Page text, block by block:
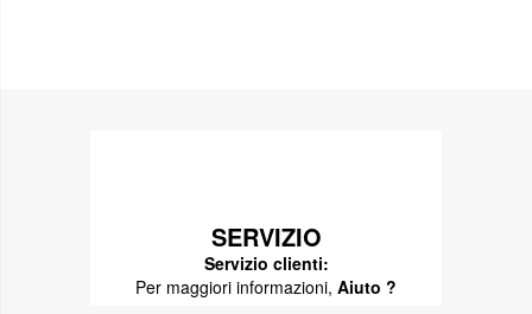
SERVIZIO
Servizio clienti:
Per maggiori informazioni, Aiuto ?